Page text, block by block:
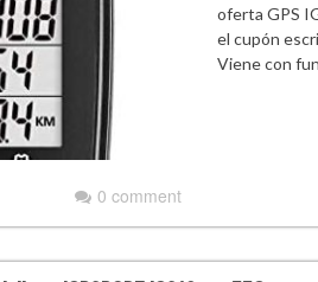
0 comment
oferta GPS
el cupón
Viene con